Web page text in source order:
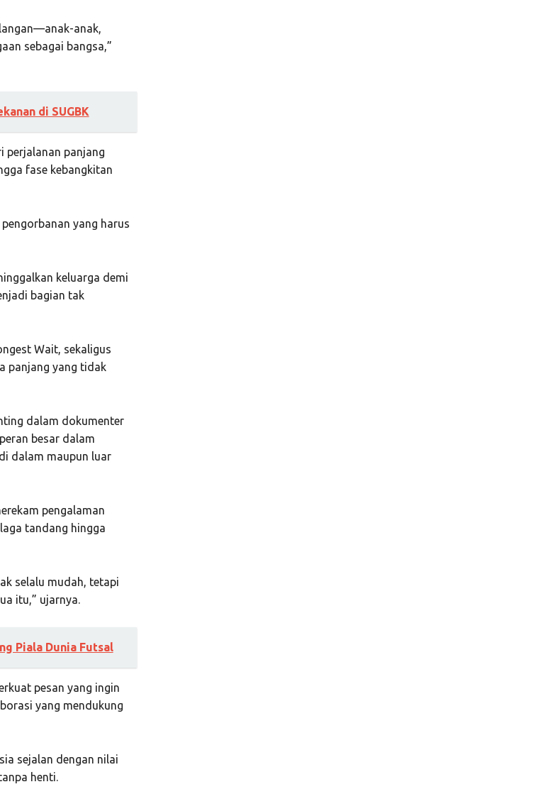
anak,
sebagai bangsa,”
di SUGBK
perjalanan panjang
fase kebangkitan
yang harus
keluarga demi
bagian tak
Wait, sekaligus
panjang yang tidak
dalam dokumenter
besar dalam
dalam maupun luar
pengalaman
tandang hingga
selalu mudah, tetapi
itu,” ujarnya.
Piala Dunia Futsal
pesan yang ingin
yang mendukung
sejalan dengan nilai
henti.